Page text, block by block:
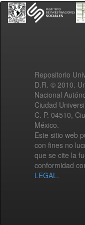
Repositorio
D.R. © 2010.
Nacional
Ciudad
C. P. 04510,
México.
Este sitio web
con fines no
que se cite la
conformidad
LEGAL.